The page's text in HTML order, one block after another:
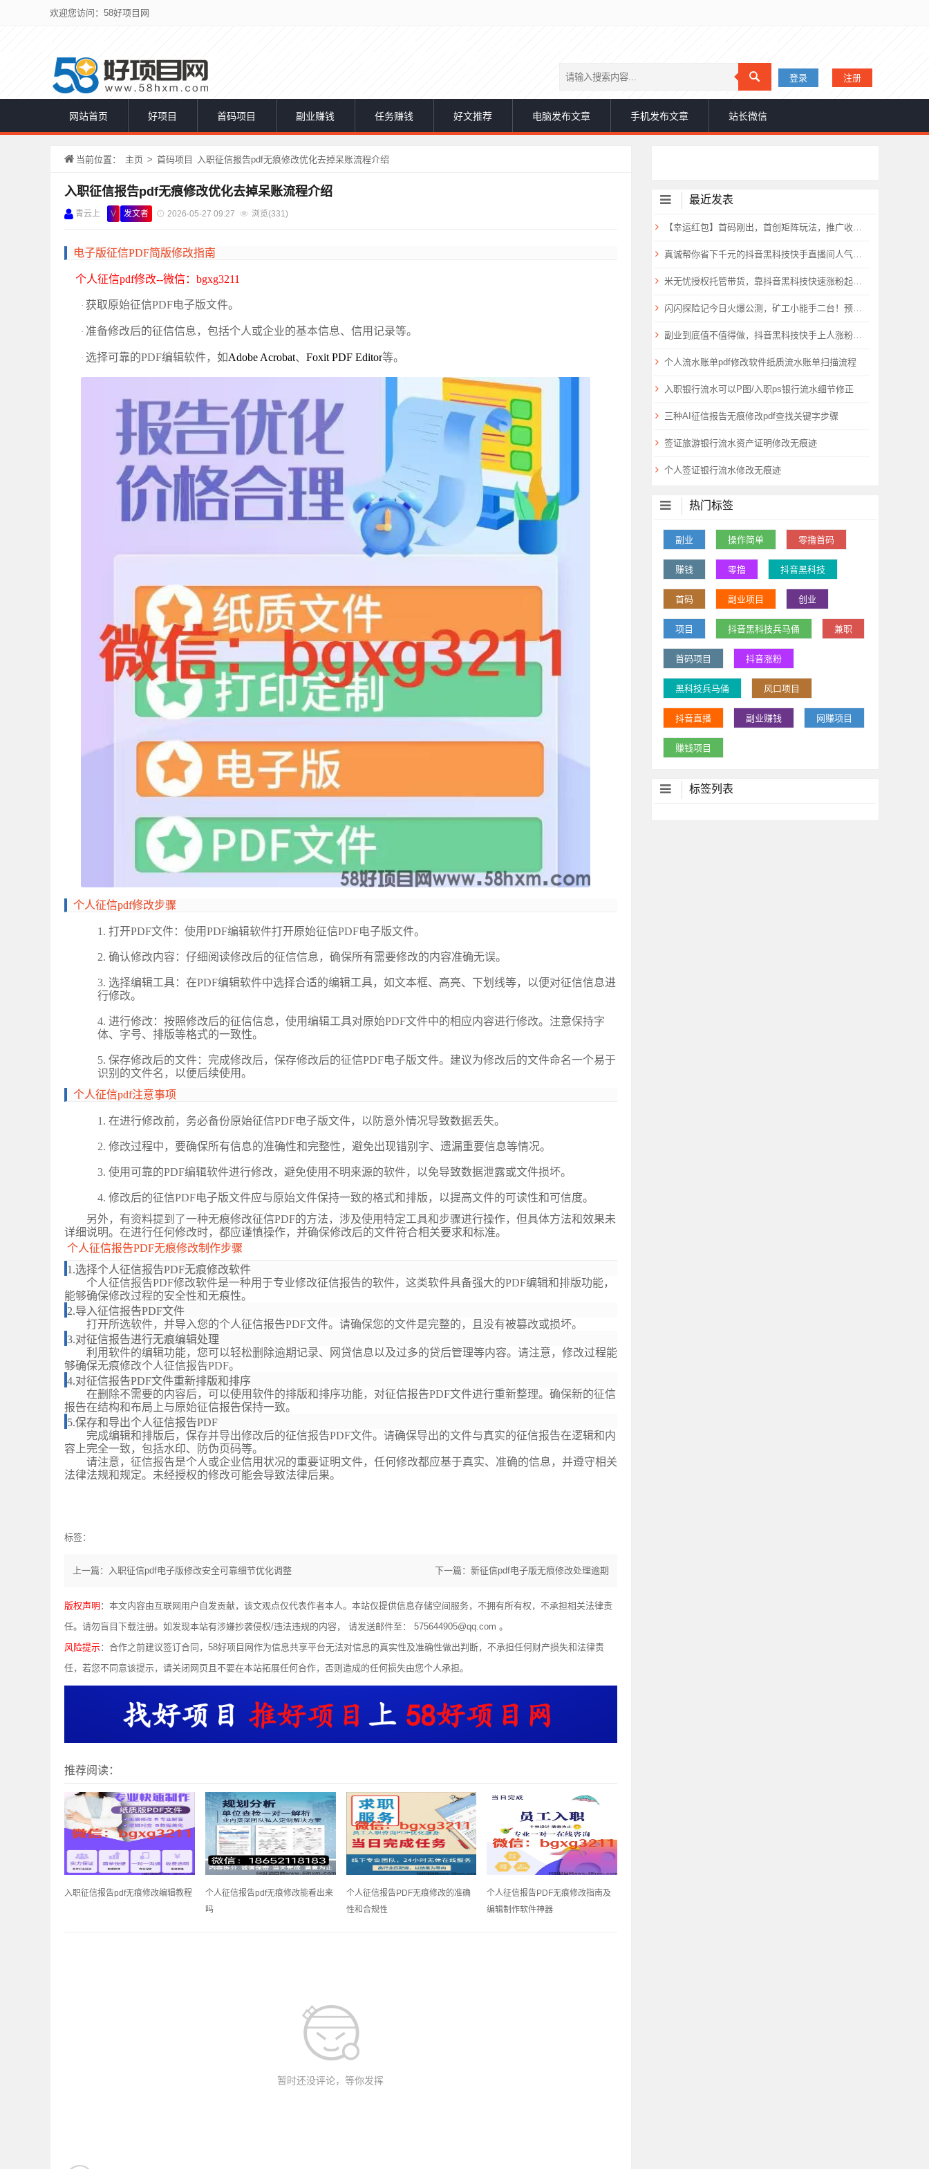
欢迎您访问：58好项目网
登录 注册
网站首页 好项目 首码项目 副业赚钱 任务赚钱 好文推荐 电脑发布文章 手机发布文章 站长微信
当前位置： 主页 > 首码项目 入职征信报告pdf无痕修改优化去掉呆账流程介绍
入职征信报告pdf无痕修改优化去掉呆账流程介绍
青云上 V 发文者 2026-05-27 09:27 浏览(331)
电子版征信PDF简版修改指南
个人征信pdf‌修改--微信：bgxg3211
· 获取原始征信PDF电子版文件。
· 准备修改后的征信信息，包括个人或企业的基本信息、信用记录等。
· 选择可靠的PDF编辑软件，如‌Adobe Acrobat、 Foxit PDF Editor等。
个人征信pdf‌修改步骤
1. 打开PDF文件‌：使用PDF编辑软件打开原始征信PDF电子版文件。
2. 确认修改内容 ‌：仔细阅读修改后的征信信息，确保所有需要修改的内容准确无误。
3. 选择编辑工具‌：在PDF编辑软件中选择合适的编辑工具，如文本框、高亮、下划线等，以便对征信信息进
行修改。
4. 进行修改‌：按照修改后的征信信息，使用编辑工具对原始PDF文件中的相应内容进行修改。注意保持字
体、字号、排版等格式的一致性。
5. 保存修改后的文件‌：完成修改后，保存修改后的征信PDF电子版文件。建议为修改后的文件命名一个易于
识别的文件名，以便后续使用。
个人征信pdf‌注意事项
1. 在进行修改前，务必备份原始征信PDF电子版文件，以防意外情况导致数据丢失。
2. 修改过程中，要确保所有信息的准确性和完整性，避免出现错别字、遗漏重要信息等情况。
3. 使用可靠的PDF编辑软件进行修改，避免使用不明来源的软件，以免导致数据泄露或文件损坏。
4. 修改后的征信PDF电子版文件应与原始文件保持一致的格式和排版，以提高文件的可读性和可信度。
另外，有资料提到了一种无痕修改征信PDF的方法，涉及使用特定工具和步骤进行操作，但具体方法和效果未
详细说明。在进行任何修改时，都应谨慎操作，并确保修改后的文件符合相关要求和标准。
个人征信报告PDF无痕修改制作步骤
1.选择个人征信报告PDF无痕修改软件
个人征信报告PDF修改软件是一种用于专业修改征信报告的软件， 这类软件具备强大的PDF编辑和排版功能，
能够确保修改过程的安全性和无痕性。
2.导入征信报告PDF文件
打开所选软件，并导入您的个人征信报告PDF文件。请确保您的文件是完整的，且没有被篡改或损坏。
3.对征信报告进行无痕编辑处理
利用软件的编辑功能，您可以轻松删除逾期记录、网贷信息以及过多的贷后管理等内容。请注意，修改过程能
够确保无痕修改个人征信报告PDF。
4.对征信报告PDF文件重新排版和排序
在删除不需要的内容后，可以使用软件的排版和排序功能，对征信报告PDF文件进行重新整理。确保新的征信
报告在结构和布局上与原始征信报告保持一致。
5.保存和导出个人征信报告PDF
完成编辑和排版后，保存并导出修改后的征信报告PDF文件。请确保导出的文件与真实的征信报告在逻辑和内
容上完全一致，包括水印、防伪页码等。
请注意，征信报告是个人或企业信用状况的重要证明文件，任何修改都应基于真实、准确的信息，并遵守相关
法律法规和规定。未经授权的修改可能会导致法律后果。
标签：
上一篇：入职征信pdf电子版修改安全可靠细节优化调整 下一篇：新征信pdf电子版无痕修改处理逾期
版权声明 ：本文内容由互联网用户自发贡献，该文观点仅代表作者本人。本站仅提供信息存储空间服务，不拥有所有权，不承担相关法律责
任。请勿盲目下载注册。如发现本站有涉嫌抄袭侵权/违法违规的内容， 请发送邮件至： 575644905@qq.com 。
风险提示：合作之前建议签订合同，58好项目网作为信息共享平台无法对信息的真实性及准确性做出判断，不承担任何财产损失和法律责
任，若您不同意该提示，请关闭网页且不要在本站拓展任何合作，否则造成的任何损失由您个人承担。
推荐阅读：
入职征信报告pdf无痕修改编辑教程
个人征信报告pdf无痕修改能看出来
吗
个人征信报告PDF无痕修改的准确
性和合规性
个人征信报告PDF无痕修改指南及
编辑制作软件神器
暂时还没评论，等你发挥
最近发表
【幸运红包】首码刚出，首创矩阵玩法，推广收益超高！
真诚帮你省下千元的抖音黑科技快手直播间人气涨粉点赞云端商城免费送
米无忧授权托管带货，靠抖音黑科技快速涨粉起号，零基础日入1000+！
闪闪探险记今日火爆公测，矿工小能手二台！预计要火爆全网
副业到底值不值得做，抖音黑科技快手上人涨粉云端商城真能逆袭赚钱
个人流水账单pdf修改软件纸质流水账单扫描流程
入职银行流水可以P图/入职ps银行流水细节修正
三种AI征信报告无痕修改pdf查找关键字步骤
签证旅游银行流水资产证明修改无痕迹
个人签证银行流水修改无痕迹
热门标签
副业 操作简单 零撸首码
赚钱 零撸 抖音黑科技
首码 副业项目 创业
项目 抖音黑科技兵马俑 兼职
首码项目 抖音涨粉
黑科技兵马俑 风口项目
抖音直播 副业赚钱 网赚项目
赚钱项目
标签列表